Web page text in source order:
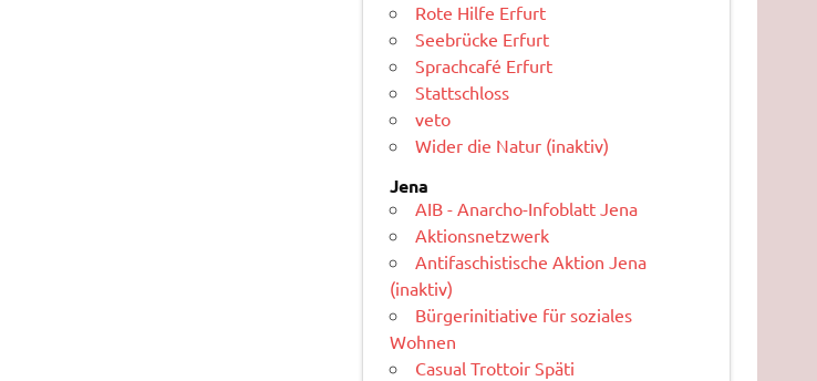
Rote Hilfe Erfurt
Seebrücke Erfurt
Sprachcafé Erfurt
Stattschloss
veto
Wider die Natur (inaktiv)
Jena
AIB - Anarcho-Infoblatt Jena
Aktionsnetzwerk
Antifaschistische Aktion Jena
(inaktiv)
Bürgerinitiative für soziales
Wohnen
Casual Trottoir Späti